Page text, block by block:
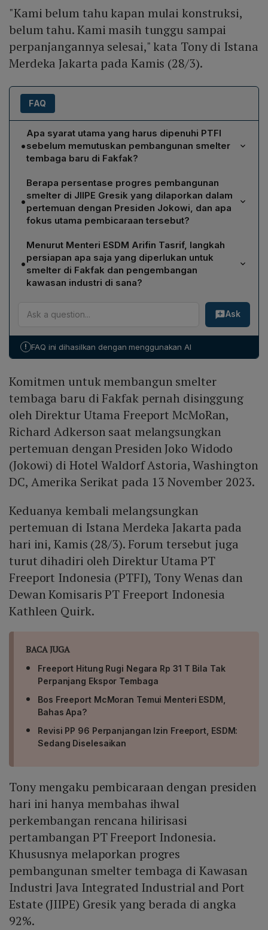
"Kami belum tahu kapan mulai konstruksi,
belum tahu. Kami masih tunggu sampai
perpanjangannya selesai," kata Tony di Istana
Merdeka Jakarta pada Kamis (28/3).
FAQ
•
Apa syarat utama yang harus dipenuhi PTFI
sebelum memutuskan pembangunan smelter
tembaga baru di Fakfak?
PTFI harus memperoleh kepastian perpanjangan Izin
Usaha Pertambangan Khusus (IUPK) hingga tahun 2061,
karena pembangunan smelter merupakan salah satu
syarat perpanjangan IUPK yang akan habis pada 2041.
•
Berapa persentase progres pembangunan
smelter di JIIPE Gresik yang dilaporkan dalam
pertemuan dengan Presiden Jokowi, dan apa
fokus utama pembicaraan tersebut?
Progress pembangunan smelter di Kawasan Industri
Java Integrated Industrial and Port Estate (JIIPE) Gresik
berada pada angka 92 %. Fokus pembicaraan utama
adalah perkembangan rencana hilirisasi pertambangan
•
Menurut Menteri ESDM Arifin Tasrif, langkah
persiapan apa saja yang diperlukan untuk
smelter di Fakfak dan pengembangan
kawasan industri di sana?
Arifin menekankan perlunya perhitungan balance
supply, kecukupan pasokan bijih, serta penyiapan
kelebihan bijih untuk dialirkan ke kawasan industri
pupuk dan pembangunan komplek industri guna
Ask
! FAQ ini dihasilkan dengan menggunakan AI
Komitmen untuk membangun smelter
tembaga baru di Fakfak pernah disinggung
oleh Direktur Utama Freeport McMoRan,
Richard Adkerson saat melangsungkan
pertemuan dengan Presiden Joko Widodo
(Jokowi) di Hotel Waldorf Astoria, Washington
DC, Amerika Serikat pada 13 November 2023.
Keduanya kembali melangsungkan
pertemuan di Istana Merdeka Jakarta pada
hari ini, Kamis (28/3). Forum tersebut juga
turut dihadiri oleh Direktur Utama PT
Freeport Indonesia (PTFI), Tony Wenas dan
Dewan Komisaris PT Freeport Indonesia
Kathleen Quirk.
BACA JUGA
Freeport Hitung Rugi Negara Rp 31 T Bila Tak
Perpanjang Ekspor Tembaga
Bos Freeport McMoran Temui Menteri ESDM,
Bahas Apa?
Revisi PP 96 Perpanjangan Izin Freeport, ESDM:
Sedang Diselesaikan
Tony mengaku pembicaraan dengan presiden
hari ini hanya membahas ihwal
perkembangan rencana hilirisasi
pertambangan PT Freeport Indonesia.
Khususnya melaporkan progres
pembangunan smelter tembaga di Kawasan
Industri Java Integrated Industrial and Port
Estate (JIIPE) Gresik yang berada di angka
92%.